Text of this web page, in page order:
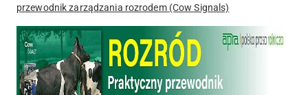
przewodnik zarządzania rozrodem (Cow Signals)